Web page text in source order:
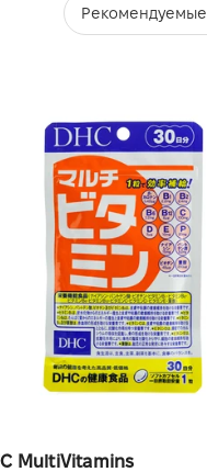
Рекомендуемые
MultiVitamins